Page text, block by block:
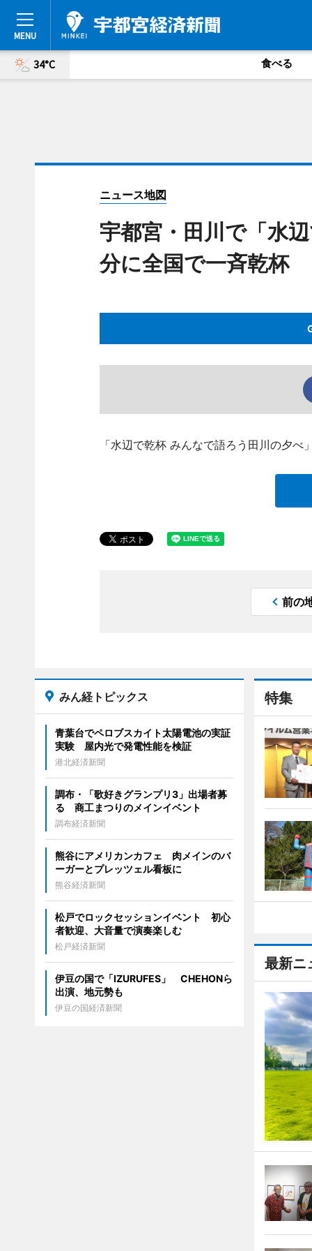
34°C 食べる
ニュース地図
宇都宮・田川で「水
分に全国で一斉乾杯
「水辺で乾杯 みんなで語ろう田川の夕
前の
特集
最新ニ
みん経トピックス
青葉台でペロブスカイト太陽電池の実証
実験 屋内光で発電性能を検証
港北経済新聞
調布・「歌好きグランプリ3」出場者募
る 商工まつりのメインイベント
調布経済新聞
熊谷にアメリカンカフェ 肉メインのバ
ーガーとプレッツェル看板に
熊谷経済新聞
松戸でロックセッションイベント 初心
者歓迎、大音量で演奏楽しむ
松戸経済新聞
伊豆の国で「IZURUFES」 CHEHONら
出演、地元勢も
伊豆の国経済新聞